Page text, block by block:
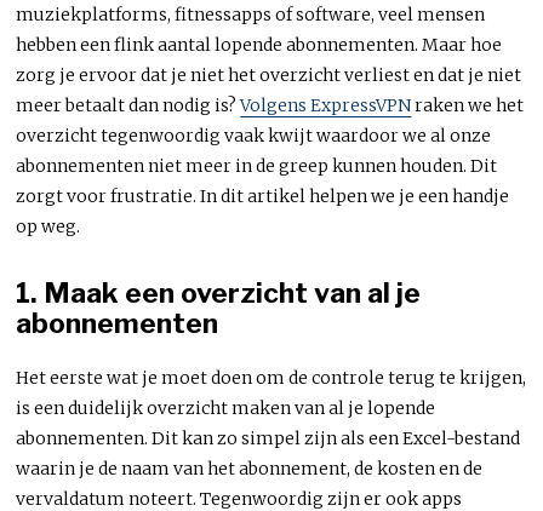
muziekplatforms, fitnessapps of software, veel mensen
hebben een flink aantal lopende abonnementen. Maar hoe
zorg je ervoor dat je niet het overzicht verliest en dat je niet
meer betaalt dan nodig is?Volgens ExpressVPNraken we het
overzicht tegenwoordig vaak kwijt waardoor we al onze
abonnementen niet meer in de greep kunnen houden. Dit
zorgt voor frustratie. In dit artikel helpen we je een handje
op weg.
1. Maak een overzicht van al je
abonnementen
Het eerste wat je moet doen om de controle terug te krijgen,
is een duidelijk overzicht maken van al je lopende
abonnementen. Dit kan zo simpel zijn als een Excel-bestand
waarin je de naam van het abonnement, de kosten en de
vervaldatum noteert. Tegenwoordig zijn er ook apps